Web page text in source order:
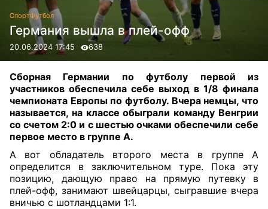
СпортФутбол
Германия вышла в плей-офф
20.06.2024 17:45 638
Сборная Германии по футболу первой из
участников обеспечила себе выход в 1/8 финала
чемпионата Европы по футболу. Вчера немцы, что
называется, на классе обыграли команду Венгрии
со счетом 2:0 и с шестью очками обеспечили себе
первое место в группе А.
А вот обладатель второго места в группе А
определится в заключительном туре. Пока эту
позицию, дающую право на прямую путевку в
плей-офф, занимают швейцарцы, сыгравшие вчера
вничью с шотландцами 1:1.